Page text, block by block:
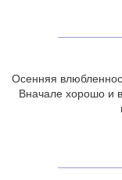
Осенняя
Вначале хорошо и